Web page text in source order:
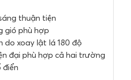
thuận tiện
gió phù hợp
do xoay lật lá 180 độ
đại phù hợp cả hai trường
điển